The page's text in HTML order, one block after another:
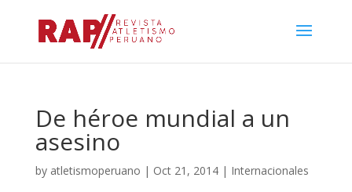
De héroe mundial a un
asesino
by atletismoperuano | Oct 21, 2014| Internacionales